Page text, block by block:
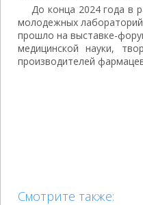
До конца 2024 года в
молодежных
прошло на выставке-
медицинской науки,
производителей
Смотрите также: